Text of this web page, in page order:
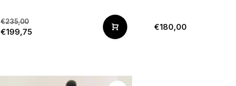
€235,00
€199,75 €180,00